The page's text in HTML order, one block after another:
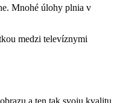
Mnohé úlohy plnia v
medzi televíznymi
a ten tak svoju kvalitu